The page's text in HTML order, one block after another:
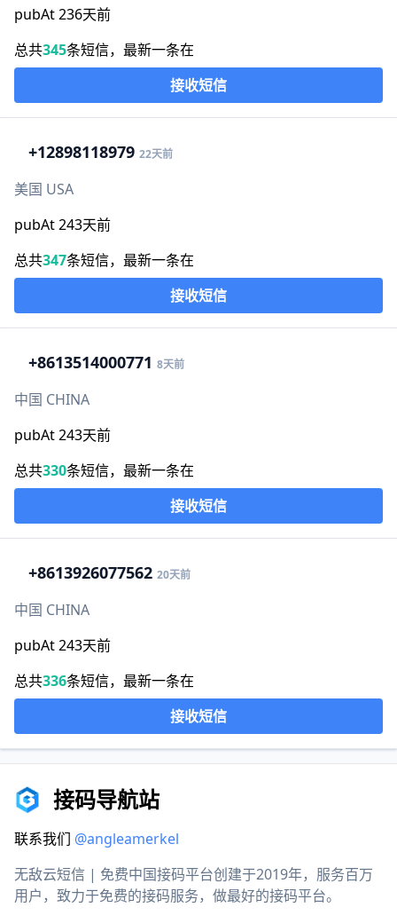
pubAt 236天前
总共345条短信，最新一条在
接收短信
+12898118979 22天前
美国 USA
pubAt 243天前
总共347条短信，最新一条在
接收短信
+8613514000771 8天前
中国 CHINA
pubAt 243天前
总共330条短信，最新一条在
接收短信
+8613926077562 20天前
中国 CHINA
pubAt 243天前
总共336条短信，最新一条在
接收短信
接码导航站
联系我们 @angleamerkel
无敌云短信 | 免费中国接码平台创建于2019年，服务百万
用户，致力于免费的接码服务，做最好的接码平台。